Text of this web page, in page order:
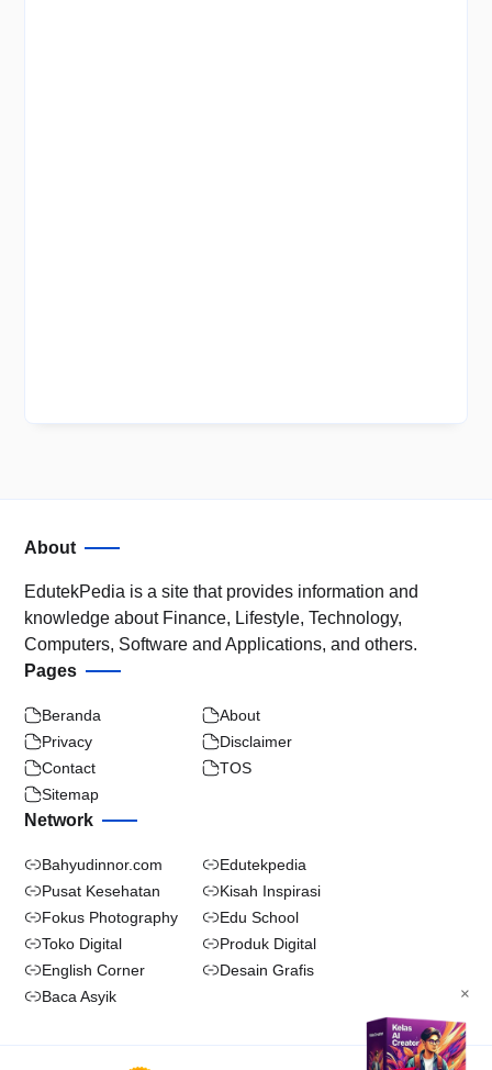
×
About
EdutekPedia is a site that provides information and
knowledge about Finance, Lifestyle, Technology,
Computers, Software and Applications, and others.
Pages
Beranda
About
Privacy
Disclaimer
Contact
TOS
Sitemap
Network
Bahyudinnor.com
Edutekpedia
Pusat Kesehatan
Kisah Inspirasi
Fokus Photography
Edu School
Toko Digital
Produk Digital
English Corner
Desain Grafis
Baca Asyik